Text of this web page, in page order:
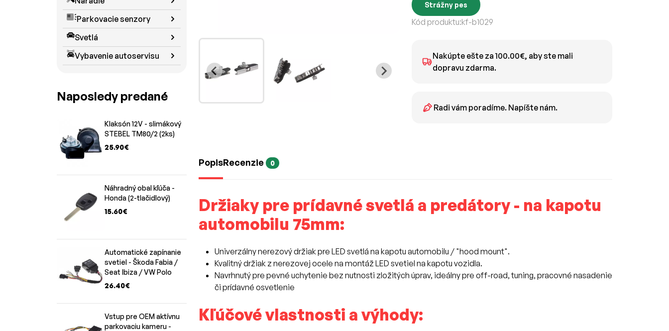
Parkovacie senzory
Svetlá
Vybavenie autoservisu
Naposledy predané
Klaksón 12V - slimákový
STEBEL TM80/2 (2ks)
25.90€
Náhradný obal kľúča -
Honda (2-tlačidlový)
15.60€
Automatické zapínanie
svetiel - Škoda Fabia /
Seat Ibiza / VW Polo
26.40€
Vstup pre OEM aktívnu
parkovaciu kameru -
Strážny pes
Kód produktu:kf-b1029
Nakúpte ešte za 100.00€, aby ste mali
dopravu zdarma.
Radi vám poradíme. Napíšte nám.
PopisRecenzie 0
Držiaky pre prídavné svetlá a predátory - na kapotu
automobilu 75mm:
Univerzálny nerezový držiak pre LED svetlá na kapotu automobilu / "hood mount".
Kvalitný držiak z nerezovej ocele na montáž LED svetiel na kapotu vozidla.
Navrhnutý pre pevné uchytenie bez nutnosti zložitých úprav, ideálny pre off-road, tuning, pracovné nasadenie
či prídavné osvetlenie
Kľúčové vlastnosti a výhody: